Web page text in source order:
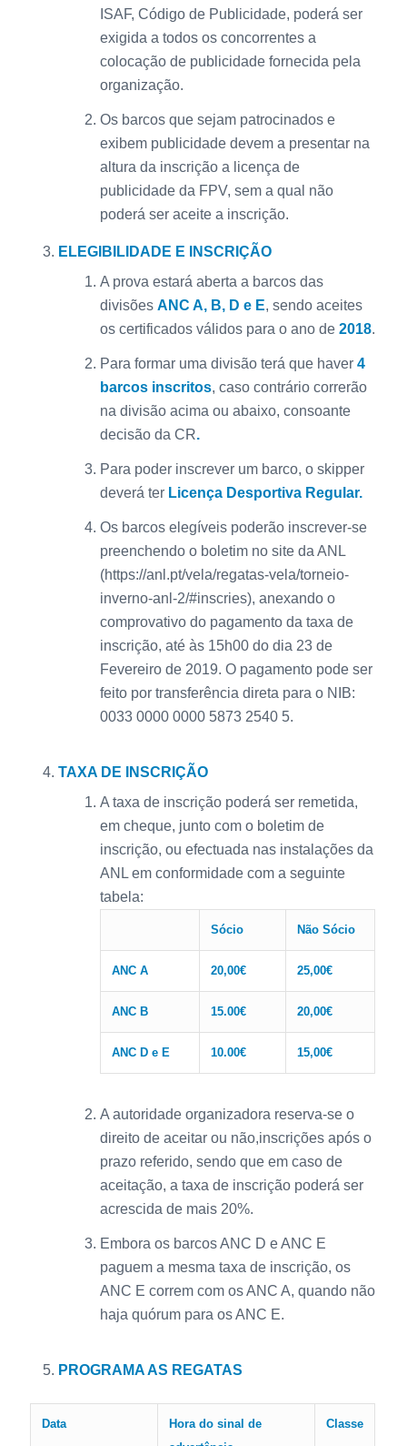
ISAF, Código de Publicidade, poderá ser
exigida a todos os concorrentes a
colocação de publicidade fornecida pela
organização.
Os barcos que sejam patrocinados e
exibem publicidade devem a presentar na
altura da inscrição a licença de
publicidade da FPV, sem a qual não
poderá ser aceite a inscrição.
ELEGIBILIDADE E INSCRIÇÃO
A prova estará aberta a barcos das
divisões ANC A, B, D e E, sendo aceites
os certificados válidos para o ano de 2018.
Para formar uma divisão terá que haver 4
barcos inscritos, caso contrário correrão
na divisão acima ou abaixo, consoante
decisão da CR.
Para poder inscrever um barco, o skipper
deverá ter Licença Desportiva Regular.
Os barcos elegíveis poderão inscrever-se
preenchendo o boletim no site da ANL
(https://anl.pt/vela/regatas-vela/torneio-
inverno-anl-2/#inscries), anexando o
comprovativo do pagamento da taxa de
inscrição, até às 15h00 do dia 23 de
Fevereiro de 2019. O pagamento pode ser
feito por transferência direta para o NIB:
0033 0000 0000 5873 2540 5.
TAXA DE INSCRIÇÃO
A taxa de inscrição poderá ser remetida,
em cheque, junto com o boletim de
inscrição, ou efectuada nas instalações da
ANL em conformidade com a seguinte
tabela:
Sócio Não Sócio
ANC A 20,00€ 25,00€
ANC B 15.00€ 20,00€
ANC D e E 10.00€ 15,00€
A autoridade organizadora reserva-se o
direito de aceitar ou não,inscrições após o
prazo referido, sendo que em caso de
aceitação, a taxa de inscrição poderá ser
acrescida de mais 20%.
Embora os barcos ANC D e ANC E
paguem a mesma taxa de inscrição, os
ANC E correm com os ANC A, quando não
haja quórum para os ANC E.
PROGRAMA AS REGATAS
Data
Hora do sinal de
Classe